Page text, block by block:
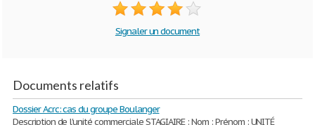
Signaler un document
Documents relatifs
Dossier Acrc: cas du groupe Boulanger
Description de l'unité commerciale STAGIAIRE : Nom : Prénom : UNITÉ